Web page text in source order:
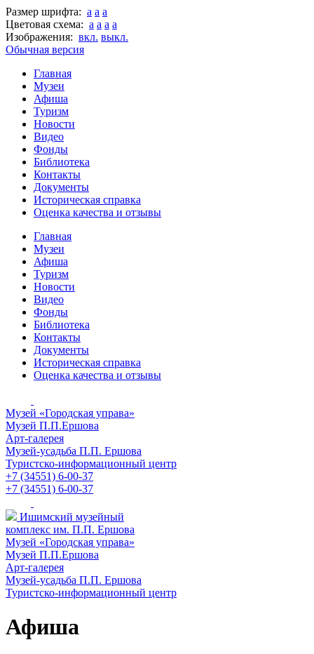
Размер шрифта: a a a
Цветовая схема: a a a a
Изображения: вкл. выкл.
Обычная версия
Главная
Музеи
Афиша
Туризм
Новости
Видео
Фонды
Библиотека
Контакты
Документы
Историческая справка
Оценка качества и отзывы
Главная
Музеи
Афиша
Туризм
Новости
Видео
Фонды
Библиотека
Контакты
Документы
Историческая справка
Оценка качества и отзывы
Музей «Городская управа»
Музей П.П.Ершова
Арт-галерея
Музей-усадьба П.П. Ершова
Туристско-информационный центр
+7 (34551) 6-00-37
+7 (34551) 6-00-37
Ишимский музейный
комплекс им. П.П. Ершова
Музей «Городская управа»
Музей П.П.Ершова
Арт-галерея
Музей-усадьба П.П. Ершова
Туристско-информационный центр
Афиша